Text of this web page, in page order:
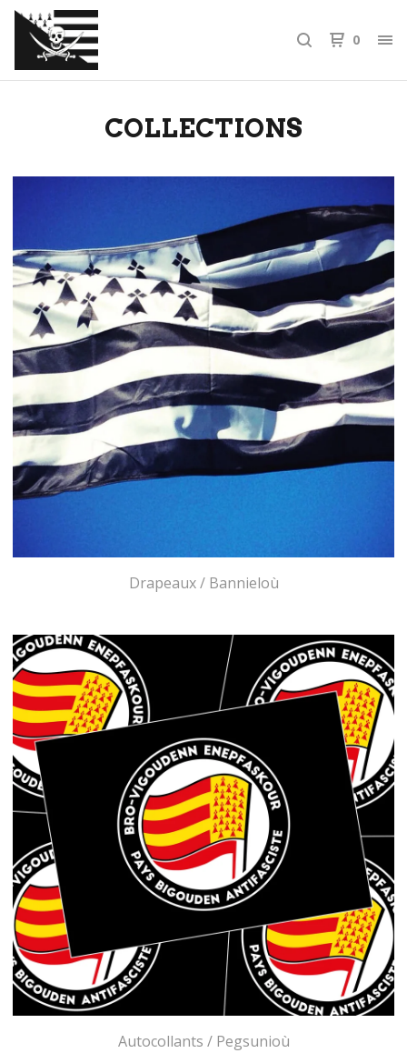
0
COLLECTIONS
Drapeaux / Bannieloù
Autocollants / Pegsunioù